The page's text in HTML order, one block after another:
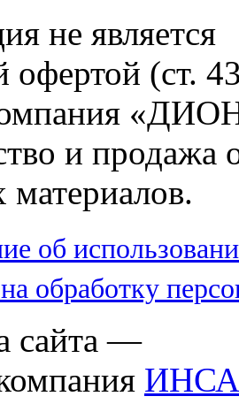
не является
офертой (ст.
и продажа
материалов.
об
обработку
сайта —